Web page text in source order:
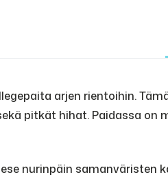
arjen rientoihin.
pitkät hihat. Paidassa
nurinpäin samanväristen